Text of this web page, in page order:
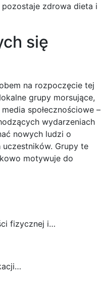
zdrowa dieta i
się
na rozpoczęcie tej
grupy morsujące,
społecznościowe –
wydarzeniach
nowych ludzi o
Grupy te
motywuje do
fizycznej i…